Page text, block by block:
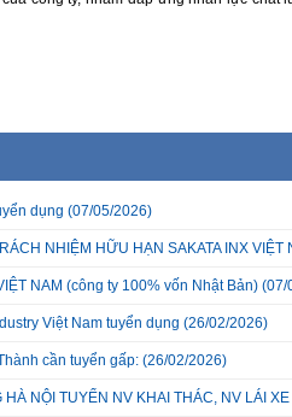
dụng (07/05/2026)
NHIỆM HỮU HẠN SAKATA INX
NAM (công ty 100% vốn Nhật Bản) (07/
Việt Nam tuyển dụng (26/02/2026)
cần tuyển gấp: (26/02/2026)
NỘI TUYỂN NV KHAI THÁC, NV LÁI